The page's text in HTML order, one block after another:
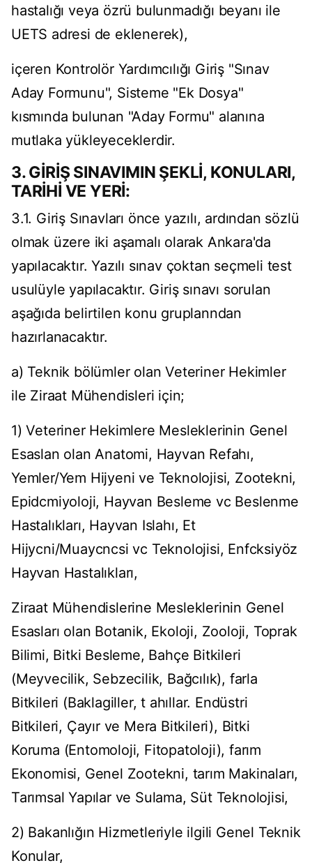
hastalığı veya özrü bulunmadığı beyanı ile
UETS adresi de eklenerek),
içeren Kontrolör Yardımcılığı Giriş "Sınav
Aday Formunu", Sisteme "Ek Dosya"
kısmında bulunan "Aday Formu" alanına
mutlaka yükleyeceklerdir.
3. GİRİŞ SINAVIMIN ŞEKLİ, KONULARI,
TARİHİ VE YERİ:
3.1. Giriş Sınavları önce yazılı, ardından sözlü
olmak üzere iki aşamalı olarak Ankara'da
yapılacaktır. Yazılı sınav çoktan seçmeli test
usulüyle yapılacaktır. Giriş sınavı sorulan
aşağıda belirtilen konu gruplanndan
hazırlanacaktır.
a) Teknik bölümler olan Veteriner Hekimler
ile Ziraat Mühendisleri için;
1) Veteriner Hekimlere Mesleklerinin Genel
Esaslan olan Anatomi, Hayvan Refahı,
Yemler/Yem Hijyeni ve Teknolojisi, Zootekni,
Epidcmiyoloji, Hayvan Besleme vc Beslenme
Hastalıkları, Hayvan Islahı, Et
Hijycni/Muaycncsi vc Teknolojisi, Enfcksiyöz
Hayvan Hastalıkları,
Ziraat Mühendislerine Mesleklerinin Genel
Esasları olan Botanik, Ekoloji, Zooloji, Toprak
Bilimi, Bitki Besleme, Bahçe Bitkileri
(Meyvecilik, Sebzecilik, Bağcılık), farla
Bitkileri (Baklagiller, t ahıllar. Endüstri
Bitkileri, Çayır ve Mera Bitkileri), Bitki
Koruma (Entomoloji, Fitopatoloji), farım
Ekonomisi, Genel Zootekni, tarım Makinaları,
Tarımsal Yapılar ve Sulama, Süt Teknolojisi,
2) Bakanlığın Hizmetleriyle ilgili Genel Teknik
Konular,